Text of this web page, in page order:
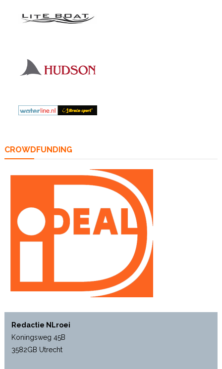
CROWDFUNDING
Redactie NLroei
Koningsweg 45B
3582GB Utrecht